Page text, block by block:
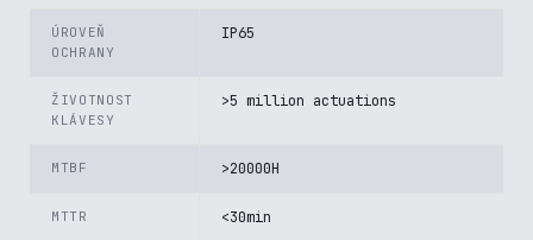
ÚROVEŇ
OCHRANY
IP65
ŽIVOTNOST
KLÁVESY
>5 million actuations
MTBF >20000H
MTTR <30min